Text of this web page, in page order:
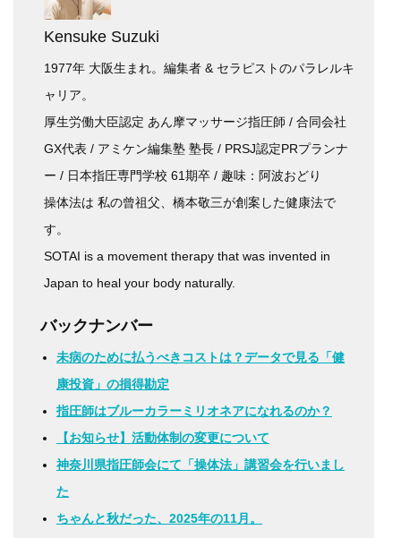
Kensuke Suzuki
1977年 大阪生まれ。編集者 & セラピストのパラレルキ
ャリア。
厚生労働大臣認定 あん摩マッサージ指圧師 / 合同会社
GX代表 / アミケン編集塾 塾長 / PRSJ認定PRプランナ
ー / 日本指圧専門学校 61期卒 / 趣味：阿波おどり
操体法は 私の曾祖父、橋本敬三が創案した健康法で
す。
SOTAI is a movement therapy that was invented in
Japan to heal your body naturally.
バックナンバー
未病のために払うべきコストは？データで見る「健
康投資」の損得勘定
指圧師はブルーカラーミリオネアになれるのか？
【お知らせ】活動体制の変更について
神奈川県指圧師会にて「操体法」講習会を行いまし
た
ちゃんと秋だった、2025年の11月。